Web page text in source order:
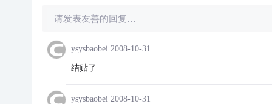
请发表友善的回复…
ysysbaobei 2008-10-31
结贴了
ysysbaobei 2008-10-31